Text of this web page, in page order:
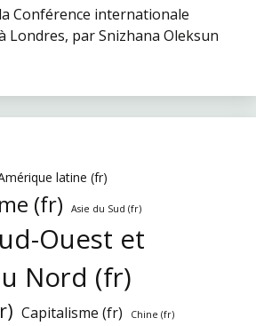
Conférence internationale
Londres, par Snizhana Oleksun
latine (fr)
(fr) Asie du Sud (fr)
Ouest et
Nord (fr)
Capitalisme (fr) Chine (fr)